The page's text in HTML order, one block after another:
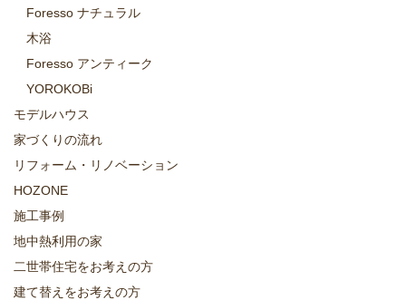
Foresso ナチュラル
木浴
Foresso アンティーク
YOROKOBi
モデルハウス
家づくりの流れ
リフォーム・リノベーション
HOZONE
施工事例
地中熱利用の家
二世帯住宅をお考えの方
建て替えをお考えの方